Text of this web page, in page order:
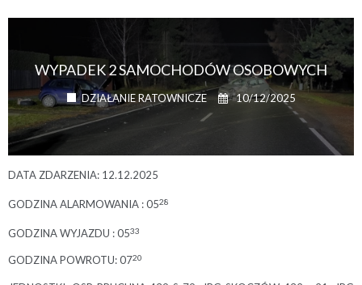
WYPADEK 2 SAMOCHODÓW OSOBOWYCH
DZIAŁANIE RATOWNICZE 10/12/2025
DATA ZDARZENIA: 12.12.2025
GODZINA ALARMOWANIA : 0528
GODZINA WYJAZDU : 0533
GODZINA POWROTU: 0720